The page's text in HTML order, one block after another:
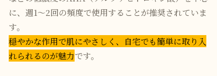
に、週1〜2回の頻度で使用することが推奨されていま
す。
穏やかな作用で肌にやさしく、自宅でも簡単に取り入
れられるのが魅力です。